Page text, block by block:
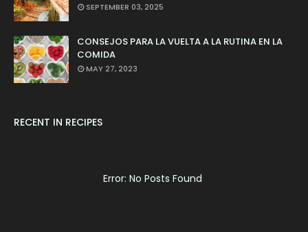
SEPTEMBER 03, 2025
CONSEJOS PARA LA VUELTA A LA RUTINA EN LA
COMIDA
MAY 27, 2023
RECENT IN RECIPES
Error: No Posts Found